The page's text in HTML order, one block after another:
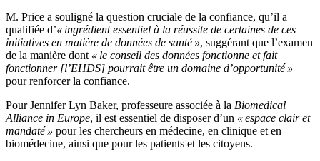
M. Price a souligné la question cruciale de la confiance, qu’il a
qualifiée d’« ingrédient essentiel à la réussite de certaines de ces
initiatives en matière de données de santé », suggérant que l’examen
de la manière dont « le conseil des données fonctionne et fait
fonctionner [l’EHDS] pourrait être un domaine d’opportunité »
pour renforcer la confiance.
Pour Jennifer Lyn Baker, professeure associée à la Biomedical
Alliance in Europe, il est essentiel de disposer d’un « espace clair et
mandaté » pour les chercheurs en médecine, en clinique et en
biomédecine, ainsi que pour les patients et les citoyens.